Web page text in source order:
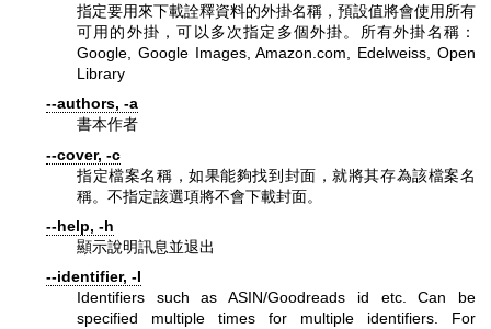
指定要用來下載詮釋資料的外掛名稱，預設值將會使用所有
可用的外掛，可以多次指定多個外掛。所有外掛名稱：
Google, Google Images, Amazon.com, Edelweiss, Open
Library
--authors, -a
書本作者
--cover, -c
指定檔案名稱，如果能夠找到封面，就將其存為該檔案名
稱。不指定該選項將不會下載封面。
--help, -h
顯示說明訊息並退出
--identifier, -I
Identifiers such as ASIN/Goodreads id etc. Can be
specified multiple times for multiple identifiers. For